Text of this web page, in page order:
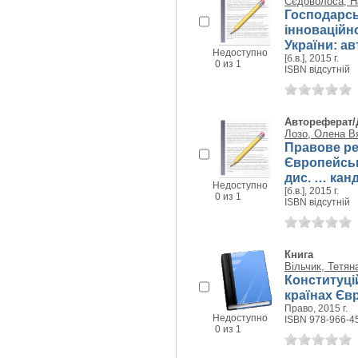
Недоступно
0 из 1
України:
[б.в.], 2015 г.
ISBN відсутній
Недоступно
0 из 1
Автореферат/
Лозо, Олена
Правове
дис. …
[б.в.], 2015 г.
ISBN відсутній
Недоступно
0 из 1
Книга
Вільчик,
країнах
Право, 2015 г.
ISBN 978-966-